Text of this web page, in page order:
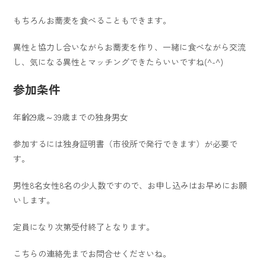
もちろんお蕎麦を食べることもできます。
異性と協力し合いながらお蕎麦を作り、一緒に食べながら交流
し、気になる異性とマッチングできたらいいですね(^-^)
参加条件
年齢29歳～39歳までの独身男女
参加するには独身証明書（市役所で発行できます）が必要で
す。
男性8名女性8名の少人数ですので、お申し込みはお早めにお願
いします。
定員になり次第受付終了となります。
こちらの連絡先までお問合せくださいね。